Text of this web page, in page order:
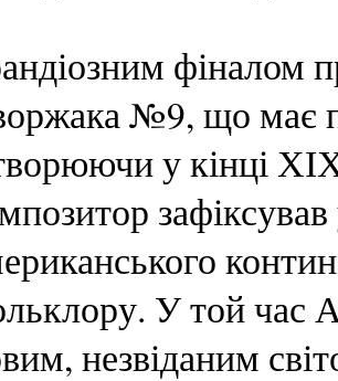
фіналом
№9, що має
у кінці
У той час
незвіданим